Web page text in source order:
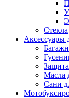
Стекла
Аксессуары
Защита
Масла
Сани